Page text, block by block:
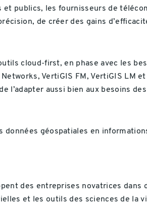
publics, les fournisseurs de
de créer des gains
cloud-first, en phase avec les
VertiGIS FM, VertiGIS LM et
l’adapter aussi bien aux besoins
géospatiales en
des entreprises novatrices dans
et les outils des sciences de la